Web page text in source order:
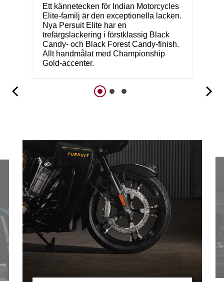
Ett kännetecken för Indian Motorcycles
Elite-familj är den exceptionella lacken.
Nya Persuit Elite har en
trefärgslackering i förstklassig Black
Candy- och Black Forest Candy-finish.
Allt handmålat med Championship
Gold-accenter.